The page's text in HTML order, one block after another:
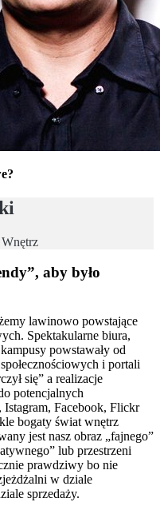
aby było
lawinowo powstające
Spektakularne biura,
powstawały od
i portali
się” a realizacje
potencjalnych
Facebook, Flickr
bogaty świat wnętrz
jest nasz obraz „fajnego”
lub przestrzeni
prawdziwy bo nie
w dziale
sprzedaży.